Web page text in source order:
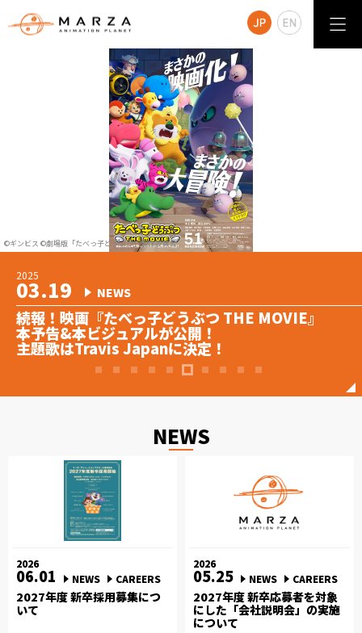
©ギンビス ©劇場版「たべっ子どうぶつ」製作委員会
2026
04.24 NEWS
『おぱんちゅうさぎ』『んぽちゃむ』3Dアニメ化決
定！
『可哀想に！劇場』テレビ放送決定！
2026
04.17 WORKS
マーザ・アニメーションプラネットの2025年デモリ
ールが公開されました！
2025
12.19 NEWS
『たべっ子どうぶつ THE MOVIE』Blu-ray&DVD発
売！
2025
05.14 NEWS
『たべっ子どうぶつ THE MOVIE』 LINEスタンプ登
場！
2025
05.01 WORKS
映画『たべっ子どうぶつ THE MOVIE』
2025年5月1日公開
2025
03.19 NEWS
続報！映画『たべっ子どうぶつ THE MOVIE』
本予告&本ビジュアルが公開！
主題歌はTravis Japanに決定！
2025
02.08 NEWS
映画『たべっ子どうぶつ THE MOVIE』続報！
豪華キャスト発表！！
2024
12.17 NEWS
映画『ソニック × シャドウ TOKYO MISSION』が
12月27日に日本で公開！
2024
12.12 NEWS
映画『たべっ子どうぶつ THE MOVIE』続報！
特報映像&ティザービジュアル解禁！
2024
08.01 NEWS
『こねこのチー ポンポンらー夏休み』が
Netflix「今日のキッズシリーズTOP10（日本）」
１位獲得！
NEWS
2026
06.01 NEWS CAREERS
2027年度 新卒採用募集につ
いて
2026
05.25 NEWS CAREERS
2027年度 新卒応募者を対象
にした「会社説明会」の実施
について